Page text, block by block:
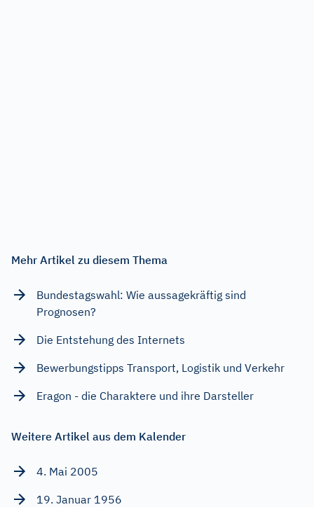
Mehr Artikel zu diesem Thema
Bundestagswahl: Wie aussagekräftig sind
Prognosen?
Die Entstehung des Internets
Bewerbungstipps Transport, Logistik und Verkehr
Eragon - die Charaktere und ihre Darsteller
Weitere Artikel aus dem Kalender
4. Mai 2005
19. Januar 1956